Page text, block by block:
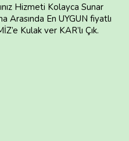
Hizmeti Kolayca Sunar
En UYGUN fiyatlı
Kulak ver KAR’lı Çık.